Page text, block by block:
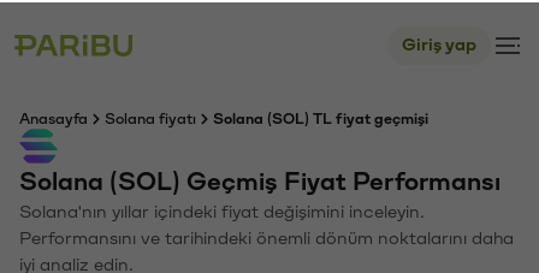
Giriş yap
Anasayfa Solana fiyatı Solana (SOL) TL fiyat geçmişi
Solana (SOL) Geçmiş Fiyat Performansı
Solana'nın yıllar içindeki fiyat değişimini inceleyin.
Performansını ve tarihindeki önemli dönüm noktalarını daha
iyi analiz edin.